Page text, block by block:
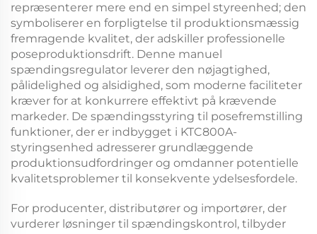
repræsenterer mere end en simpel styreenhed; den
symboliserer en forpligtelse til produktionsmæssig
fremragende kvalitet, der adskiller professionelle
poseproduktionsdrift. Denne manuel
spændingsregulator leverer den nøjagtighed,
pålidelighed og alsidighed, som moderne faciliteter
kræver for at konkurrere effektivt på krævende
markeder. De spændingsstyring til posefremstilling
funktioner, der er indbygget i KTC800A-
styringsenhed adresserer grundlæggende
produktionsudfordringer og omdanner potentielle
kvalitetsproblemer til konsekvente ydelsesfordele.
For producenter, distributører og importører, der
vurderer løsninger til spændingskontrol, tilbyder